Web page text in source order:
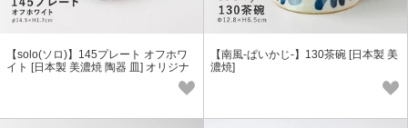
【solo(ソロ)】145プレート オフホワ
イト [日本製 美濃焼 陶器 皿] オリジナ
【南風-ぱいかじ-】130茶碗 [日本製 美
濃焼]